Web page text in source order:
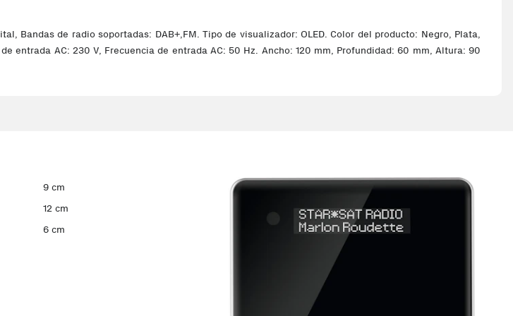
Bandas de radio soportadas: DAB+,FM. Tipo de visualizador: OLED. Color del producto: Negro, Plata,
entrada AC: 230 V, Frecuencia de entrada AC: 50 Hz. Ancho: 120 mm, Profundidad: 60 mm, Altura: 90
9 cm
12 cm
6 cm